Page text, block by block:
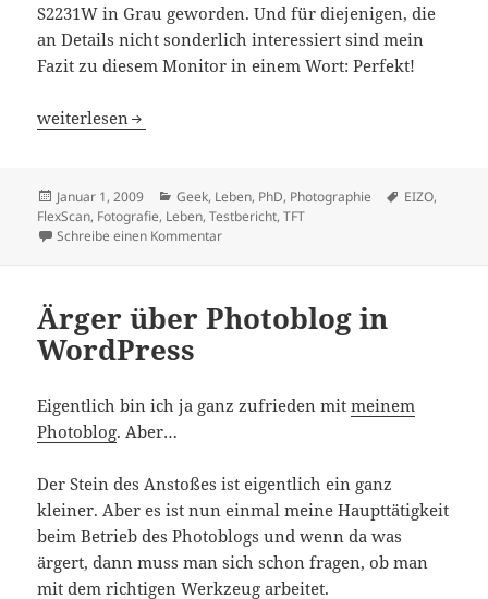
S2231W in Grau geworden. Und für diejenigen, die
an Details nicht sonderlich interessiert sind mein
Fazit zu diesem Monitor in einem Wort: Perfekt!
Das gute Ende einer längeren Geschichte
weiterlesen
Veröffentlicht
am
Januar 1, 2009 Kategorien
Geek, Leben, PhD, Photographie Schlagwörter
EIZO,
FlexScan, Fotografie, Leben,Testbericht,TFT
Schreibe einen Kommentarzu Das gute Ende einer längeren
Ärger über Photoblog in
WordPress
Eigentlich bin ich ja ganz zufrieden mitmeinem
Photoblog. Aber…
Der Stein des Anstoßes ist eigentlich ein ganz
kleiner. Aber es ist nun einmal meine Haupttätigkeit
beim Betrieb des Photoblogs und wenn da was
ärgert, dann muss man sich schon fragen, ob man
mit dem richtigen Werkzeug arbeitet.